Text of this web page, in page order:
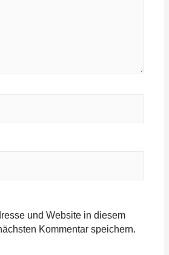
und Website in diesem
Kommentar speichern.